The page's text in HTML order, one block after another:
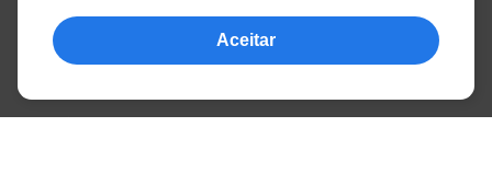
N
O P Q R S T U V W X
Z
0-9
© 2022, mais de 2 milhões de cifras e letras
Aceitar